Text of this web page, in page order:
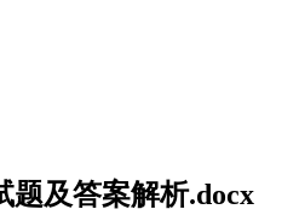
题及答案解析.docx